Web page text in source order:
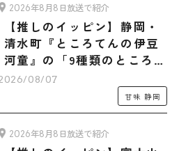
2026年8月8日放送で紹介
【推しのイッピン】静岡・
清水町『ところてんの伊豆
河童』の「9種類のところて
ん・3種類のあんみつ 旅サ
ラダマルシェオリジナルセ
ット」
08/07
甘味 静岡
2026年8月8日放送で紹介